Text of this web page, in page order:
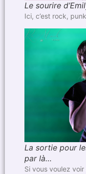
Le sourire
Ici, c’est rock,
La sortie pour
par là…
Si vous voulez